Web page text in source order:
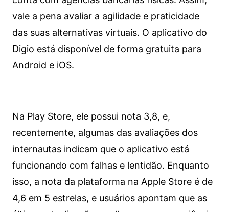
vale a pena avaliar a agilidade e praticidade
das suas alternativas virtuais. O aplicativo do
Digio está disponível de forma gratuita para
Android e iOS.
Na Play Store, ele possui nota 3,8, e,
recentemente, algumas das avaliações dos
internautas indicam que o aplicativo está
funcionando com falhas e lentidão. Enquanto
isso, a nota da plataforma na Apple Store é de
4,6 em 5 estrelas, e usuários apontam que as